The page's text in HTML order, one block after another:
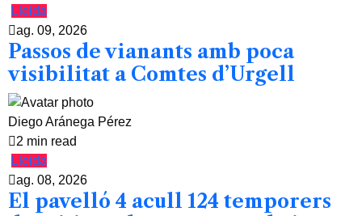
Lleida
ag. 09, 2026
Passos de vianants amb poca
visibilitat a Comtes d’Urgell
Diego Aránega Pérez
2 min read
Lleida
ag. 08, 2026
El pavelló 4 acull 124 temporers